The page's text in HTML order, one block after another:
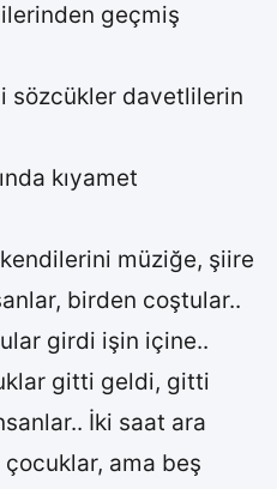
geçmiş
sözcükler davetlilerin
kıyamet
müziğe, şiire
birden coştular..
girdi işin içine..
gitti geldi, gitti
İki saat ara
ama beş